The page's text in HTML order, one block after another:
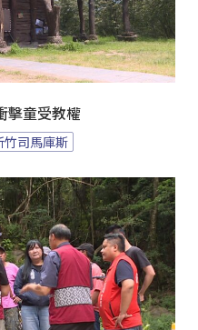
擊童受教權
竹司馬庫斯